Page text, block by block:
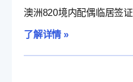
澳洲820境内配偶临居签证
了解详情 »